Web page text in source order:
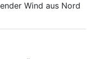
Wind aus Nord